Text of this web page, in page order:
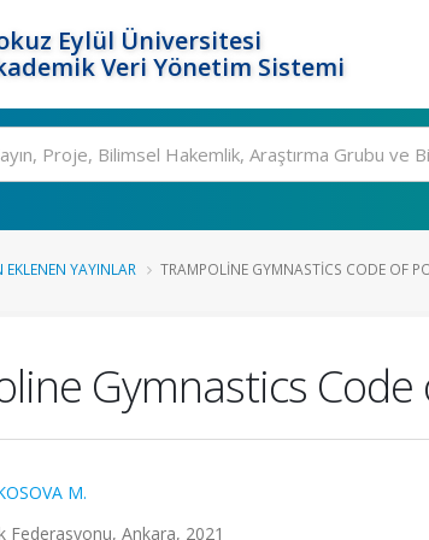
Eylül Üniversitesi
Veri Yönetim Sistemi
EKLENEN YAYINLAR TRAMPOLINE GYMNASTICS CODE OF
Gymnastics
M.
Federasyonu, Ankara, 2021